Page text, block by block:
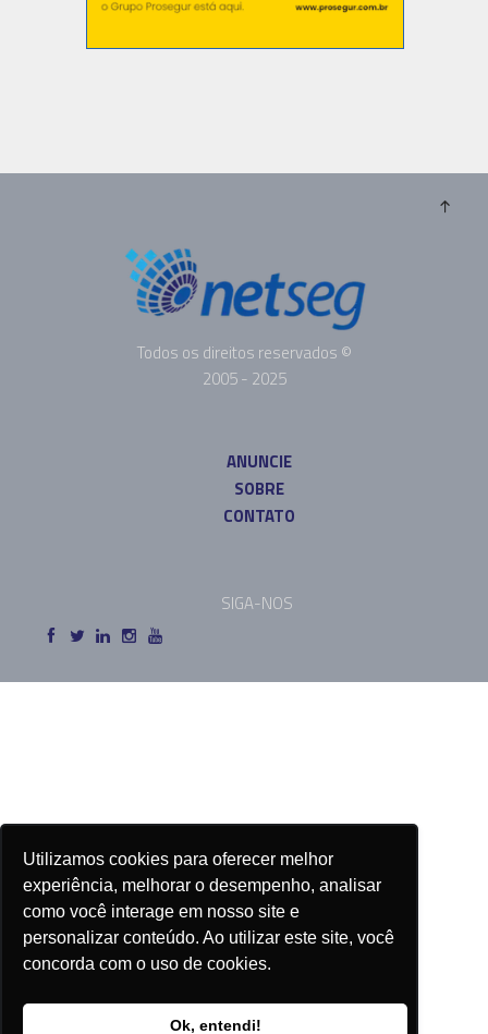
Utilizamos cookies para oferecer melhor
experiência, melhorar o desempenho, analisar
como você interage em nosso site e
personalizar conteúdo. Ao utilizar este site, você
concorda com o uso de cookies.
Ok, entendi!
Todos os direitos reservados ©
2005 - 2025
ANUNCIE
SOBRE
CONTATO
SIGA-NOS